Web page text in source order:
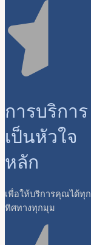
การบริการ
เป็นหัวใจ
หลัก
เพื่อให้บริการคุณได้ทุก
ทิศทางทุกมุม